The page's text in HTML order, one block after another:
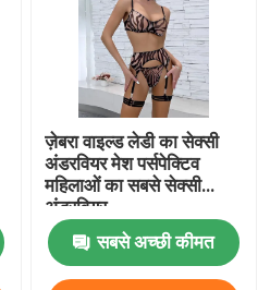
ज़ेबरा वाइल्ड लेडी का सेक्सी
अंडरवियर मेश पर्सपेक्टिव
महिलाओं का सबसे सेक्सी
अंडरवियर
सबसे अच्छी कीमत